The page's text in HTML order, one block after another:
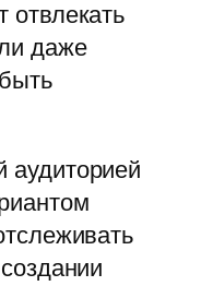
отвлекать
даже
аудиторией